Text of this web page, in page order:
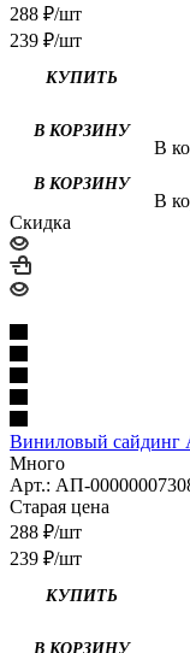
288 ₽/шт
239 ₽/шт
КУПИТЬ
В
В
Скидка
Виниловый сайдинг
Много
Арт.: АП-
Старая цена
288 ₽/шт
239 ₽/шт